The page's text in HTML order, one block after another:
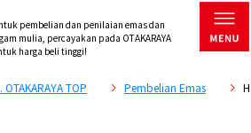
pembelian dan penilaian emas dan
mulia, percayakan pada OTAKARAYA
harga beli tinggi!
TOP Pembelian Emas